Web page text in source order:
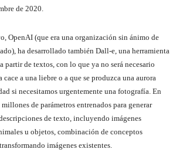
de 2020.
OpenAI (que era una organización sin ánimo de
ha desarrollado también Dall-e, una herramienta
partir de textos, con lo que ya no será necesario
cace a una liebre o a que se produzca una aurora
si necesitamos urgentemente una fotografía. En
de parámetros entrenados para generar
de texto, incluyendo imágenes
u objetos, combinación de conceptos
imágenes existentes.